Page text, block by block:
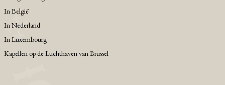
Ιn België
Ιn Nederland
In Luxembourg
Kapellen op de Luchthaven van Brussel